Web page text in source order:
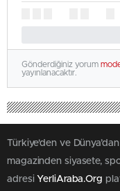
Gönderdiğiniz yorum
yayınlanacaktır.
Türkiye'den ve
magazinden siyasete,
adresiYerliAraba.Org